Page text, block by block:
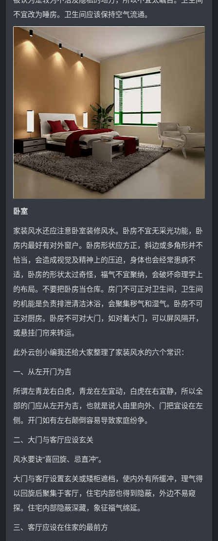
不宜改为睡房。卫生间应该保持空气流通。
卧室
家装风水还应注意卧室装修风水。卧房不宜无采光功能，卧
房内最好有对外窗户。卧房形状应方正，斜边或多角形并不
恰当，会造成视觉及精神上的压迫，身体也会经常患病不
适，卧房的形状太过奇怪，福气不宜聚纳，会破坏命理学上
的布局。不要把卧房当仓库。房门不可正对卫生间，卫生间
的机能是负责排泄清洁沐浴，会聚集秽气和湿气。卧房不可
正对厨房。卧房不可对大门，如对着大门，可以屏风隔开，
或悬挂门帘来转运。
此外云创小编我还给大家整理了家装风水的六个常识：
一、从左开门为吉
所谓左青龙右白虎，青龙在左宜动，白虎在右宜静，所以全
部的门应从左开为吉，也就是说人由里向外、门把宜设在左
侧。开门如有左右颠倒容易导致家庭纷争。
二、大门与客厅应设玄关
风水要诀“喜回旋、忌直冲”。
大门与客厅设置玄关或矮柜遮档，使内外有所缓冲，理气得
以回旋后聚集于客厅，住宅内部也得到隐蔽，外边不易窥
探。住宅内部隐蔽深藏，象征福气绵延。
三、客厅应设在住家的最前方